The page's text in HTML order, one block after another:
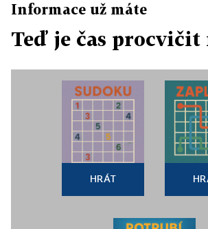
Informace už máte
Teď je čas procvičit
HRÁT